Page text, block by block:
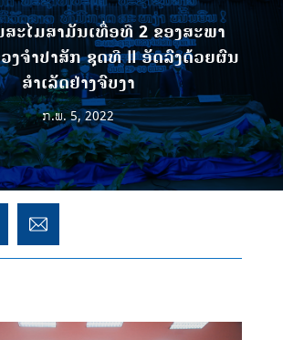
ະໄມສາມັນເທື່ອທີ​ 2​ ຂອງສະພາ
ງຈໍາປາສັກ ຊຸດທີ II​ ອັດລົງດ້ວຍຜົນ
ສໍາເລັດຢ່າງຈົບງາ
ກ.ພ. 5, 2022